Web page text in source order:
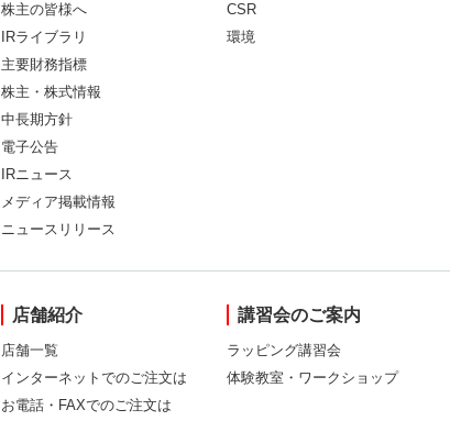
株主の皆様へ
IRライブラリ
主要財務指標
株主・株式情報
中長期方針
電子公告
IRニュース
メディア掲載情報
ニュースリリース
CSR
環境
店舗紹介
店舗一覧
インターネットでのご注文は
お電話・FAXでのご注文は
講習会のご案内
ラッピング講習会
体験教室・ワークショップ